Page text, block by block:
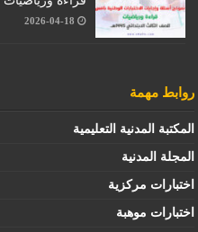
2026-04-18
روابط مهمة
المكتبة المدنية التعليمية
المجلة المدنية
اختبارات مركزية
اختبارات موهبة